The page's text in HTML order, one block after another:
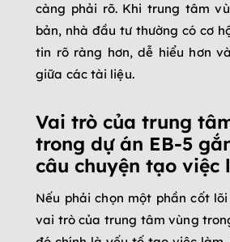
càng phải rõ. Khi trung tâm
bản, nhà đầu tư thường có cơ
tin rõ ràng hơn, dễ hiểu hơn
giữa các tài liệu.
Vai trò của trung
trong dự án EB-5
câu chuyện tạo việc
Nếu phải chọn một phần cốt
vai trò của trung tâm vùng